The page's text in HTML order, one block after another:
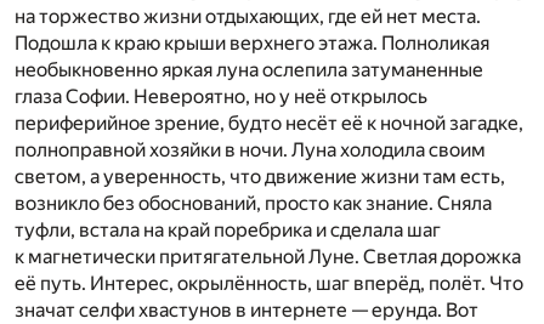
на торжество жизни отдыхающих, где ей нет места.
Подошла к краю крыши верхнего этажа. Полноликая
необыкновенно яркая луна ослепила затуманенные
глаза Софии. Невероятно, но у неё открылось
периферийное зрение, будто несёт её к ночной загадке,
полноправной хозяйки в ночи. Луна холодила своим
светом, а уверенность, что движение жизни там есть,
возникло без обоснований, просто как знание. Сняла
туфли, встала на край поребрика и сделала шаг
к магнетически притягательной Луне. Светлая дорожка
её путь. Интерес, окрылённость, шаг вперёд, полёт. Что
значат селфи хвастунов в интернете — ерунда. Вот